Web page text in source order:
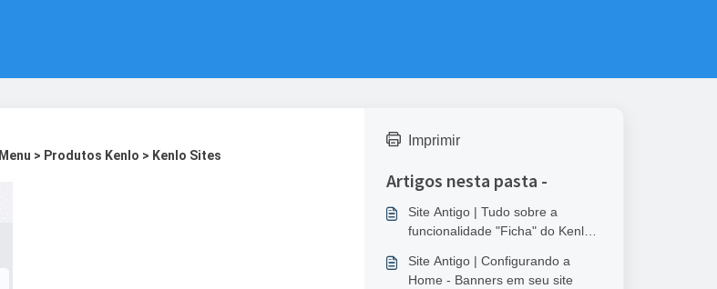
Menu > Produtos Kenlo > Kenlo Sites
Imprimir
Artigos nesta pasta -
Site Antigo | Tudo sobre a
funcionalidade "Ficha" do Kenlo
Site Antigo | Configurando a
Home - Banners em seu site